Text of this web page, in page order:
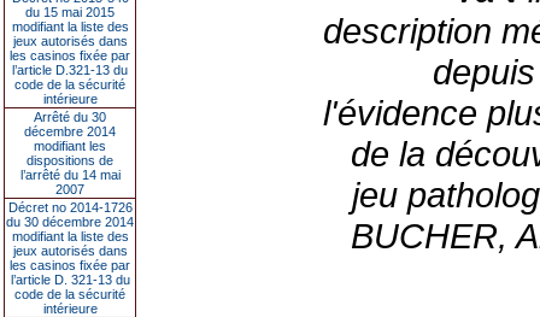
du 15 mai 2015
modifiant la liste des
jeux autorisés dans
les casinos fixée par
l’article D.321-13 du
code de la sécurité
intérieure
Arrêté du 30
décembre 2014
modifiant les
dispositions de
l’arrêté du 14 mai
2007
Décret no 2014-1726
du 30 décembre 2014
modifiant la liste des
jeux autorisés dans
les casinos fixée par
l’article D. 321-13 du
code de la sécurité
intérieure
description
l'évidence
de la
jeu
BUCHER,